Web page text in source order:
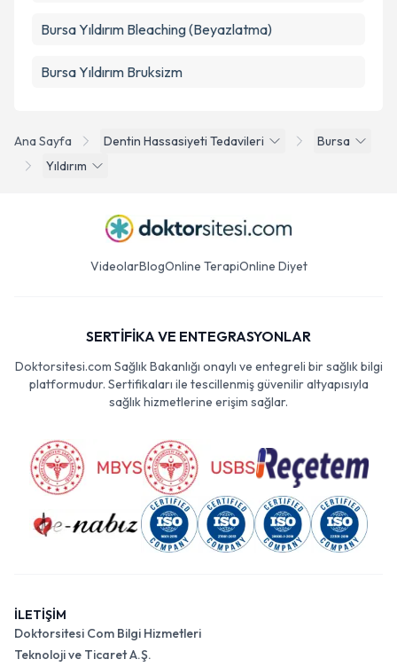
Ana Sayfa Dentin Hassasiyeti Tedavileri
Bursa
Yıldırım
Bursa Yıldırım Bleaching (Beyazlatma)
Bursa Yıldırım Bruksizm
VideolarBlogOnline TerapiOnline Diyet
SERTİFİKA VE ENTEGRASYONLAR
Doktorsitesi.com Sağlık Bakanlığı onaylı ve entegreli bir sağlık bilgi
platformudur. Sertifikaları ile tescillenmiş güvenilir altyapısıyla
sağlık hizmetlerine erişim sağlar.
İLETİŞİM
Doktorsitesi Com Bilgi Hizmetleri
Teknoloji ve Ticaret A.Ş.